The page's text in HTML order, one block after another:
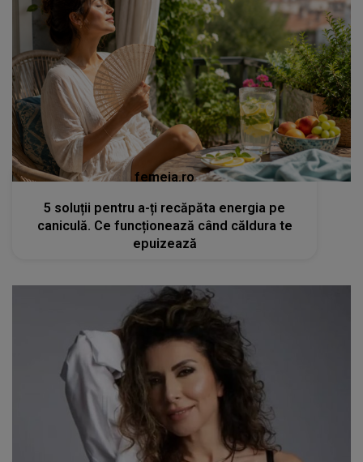
femeia.ro
5 soluții pentru a-ți recăpăta energia pe
caniculă. Ce funcționează când căldura te
epuizează